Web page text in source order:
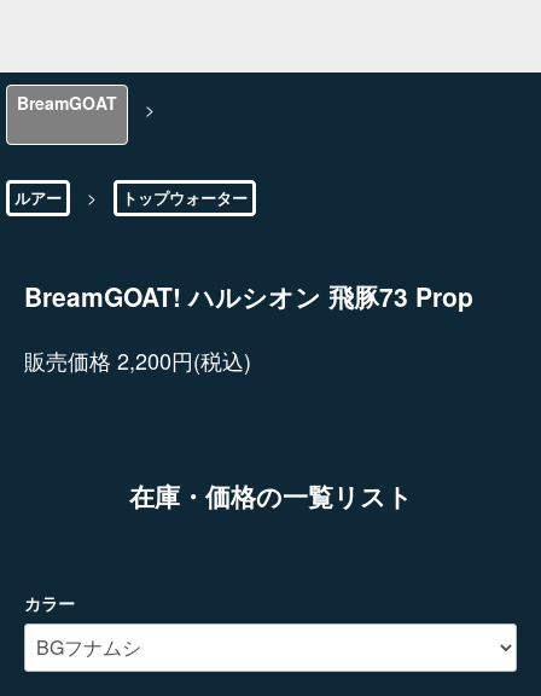
BreamGOAT >
ルアー > トップウォーター
BreamGOAT! ハルシオン 飛豚73 Prop
販売価格 2,200円(税込)
在庫・価格の一覧リスト
カラー